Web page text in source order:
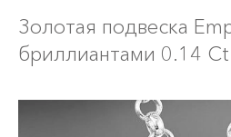
Золотая подвеска
бриллиантами 0.14 Ct